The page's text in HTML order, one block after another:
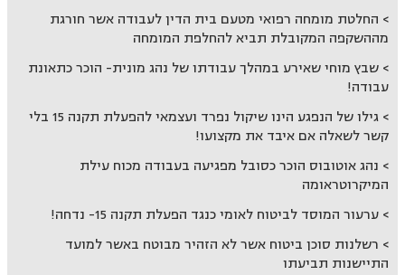
החלטת מומחה רפואי מטעם בית הדין לעבודה אשר חורגת
מההשקפה המקובלת תביא להחלפת המומחה
שבץ מוחי שאירע במהלך עבודתו של נהג מונית- הוכר כתאונת
עבודה!
גילו של הנפגע הינו שיקול נפרד ועצמאי להפעלת תקנה 15 בלי
קשר לשאלה אם איבד את מקצועו!
נהג אוטובוס הוכר כסובל מפגיעה בעבודה מכוח עילת
המיקרוטראומה
ערעור המוסד לביטוח לאומי כנגד הפעלת תקנה 15- נדחה!
רשלנות סוכן ביטוח אשר לא הזהיר מבוטח באשר למועד
התיישנות תביעתו